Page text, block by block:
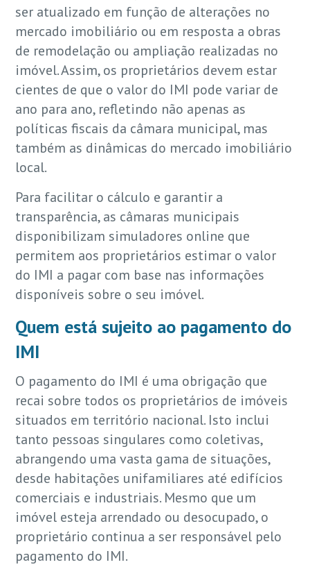
ser atualizado em função de alterações no
mercado imobiliário ou em resposta a obras
de remodelação ou ampliação realizadas no
imóvel. Assim, os proprietários devem estar
cientes de que o valor do IMI pode variar de
ano para ano, refletindo não apenas as
políticas fiscais da câmara municipal, mas
também as dinâmicas do mercado imobiliário
local.
Para facilitar o cálculo e garantir a
transparência, as câmaras municipais
disponibilizam simuladores online que
permitem aos proprietários estimar o valor
do IMI a pagar com base nas informações
disponíveis sobre o seu imóvel.
Quem está sujeito ao pagamento do
IMI
O pagamento do IMI é uma obrigação que
recai sobre todos os proprietários de imóveis
situados em território nacional. Isto inclui
tanto pessoas singulares como coletivas,
abrangendo uma vasta gama de situações,
desde habitações unifamiliares até edifícios
comerciais e industriais. Mesmo que um
imóvel esteja arrendado ou desocupado, o
proprietário continua a ser responsável pelo
pagamento do IMI.